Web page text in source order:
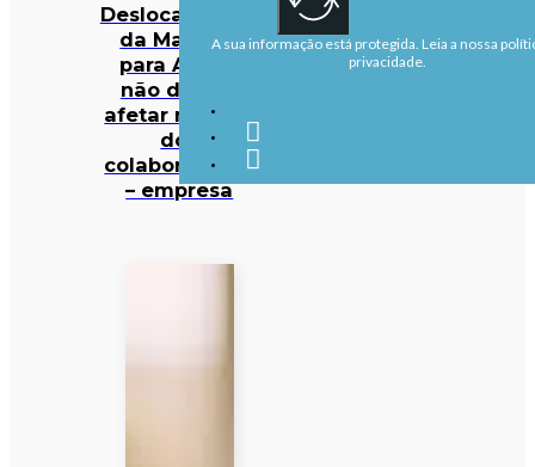
Deslocalização
da Margres
para Aveiro
não deverá
afetar maioria
dos
colaboradores
– empresa
A sua informação está protegida. Leia a nossa
privacidade.